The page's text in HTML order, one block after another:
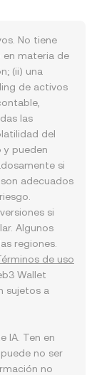
No tiene
materia de
(ii) una
de activos
las
del
y pueden
si
adecuados
si
Algunos
regiones.
de uso
Wallet
sujetos a
IA. Ten en
no ser
no